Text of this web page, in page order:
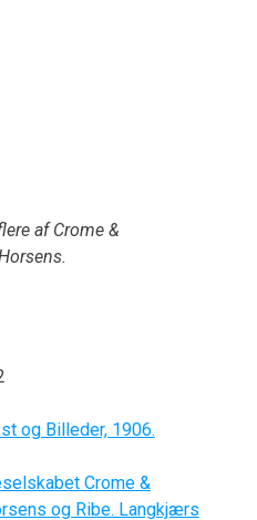
af Crome &
og Billeder, 1906.
Crome &
og Ribe. Langkjærs